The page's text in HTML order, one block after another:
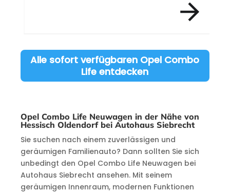
Alle sofort verfügbaren Opel Combo
Life entdecken
Opel Combo Life Neuwagen in der Nähe von
Hessisch Oldendorf bei Autohaus Siebrecht
Sie suchen nach einem zuverlässigen und
geräumigen Familienauto? Dann sollten Sie sich
unbedingt den Opel Combo Life Neuwagen bei
Autohaus Siebrecht ansehen. Mit seinem
geräumigen Innenraum, modernen Funktionen